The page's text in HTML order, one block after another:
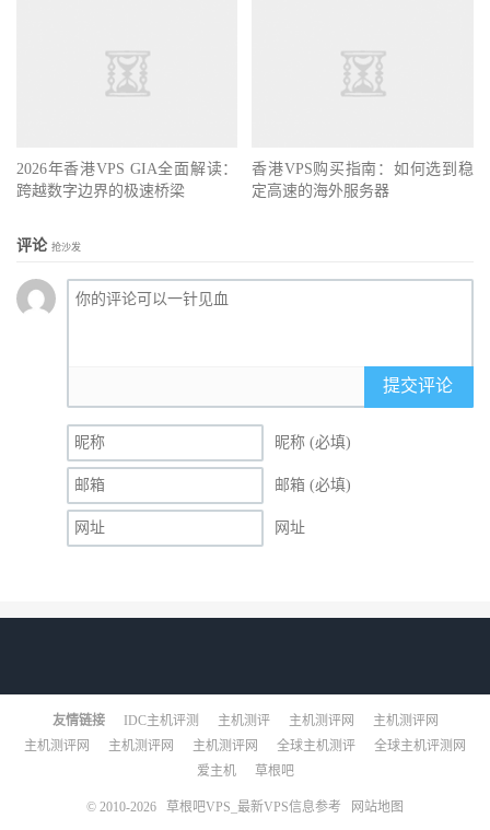
2026年香港VPS GIA全面解读：
跨越数字边界的极速桥梁
香港VPS购买指南：如何选到稳
定高速的海外服务器
评论 抢沙发
提交评论
昵称 (必填)
邮箱 (必填)
网址
友情链接 IDC主机评测 主机测评 主机测评网
主机测评网
主机测评网
主机测评网 主机测评网 全球主机测评
全球主机评测网
爱主机
草根吧
© 2010-2026 草根吧VPS_最新VPS信息参考 网站地图